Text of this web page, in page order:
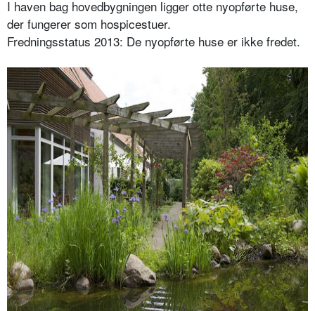
I haven bag hovedbygningen ligger otte nyopførte huse,
der fungerer som hospicestuer.
Fredningsstatus 2013: De nyopførte huse er ikke fredet.